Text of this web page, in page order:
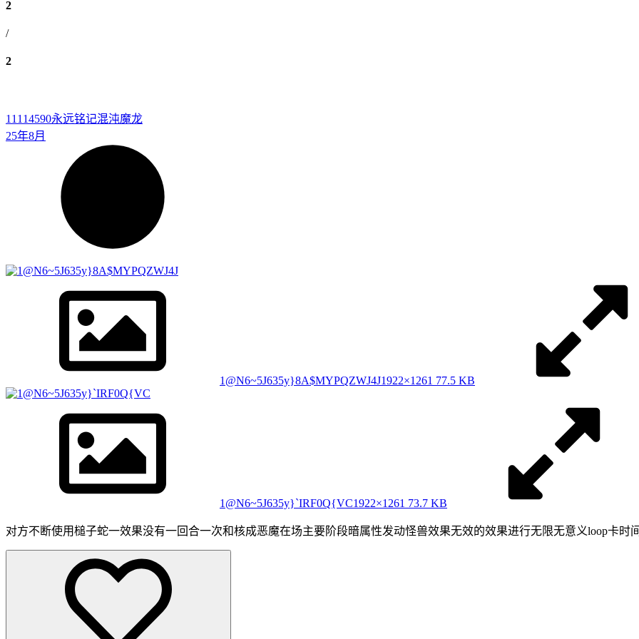
2
/
2
11114590永远铭记混沌魔龙
25年8月
1@N6~5J635y}8A$MYPQZWJ4J1922×1261 77.5 KB
1@N6~5J635y}`IRF0Q{VC1922×1261 73.7 KB
对方不断使用槌子蛇一效果没有一回合一次和核成恶魔在场主要阶段暗属性发动怪兽效果无效的效果进行无限无意义loop卡时